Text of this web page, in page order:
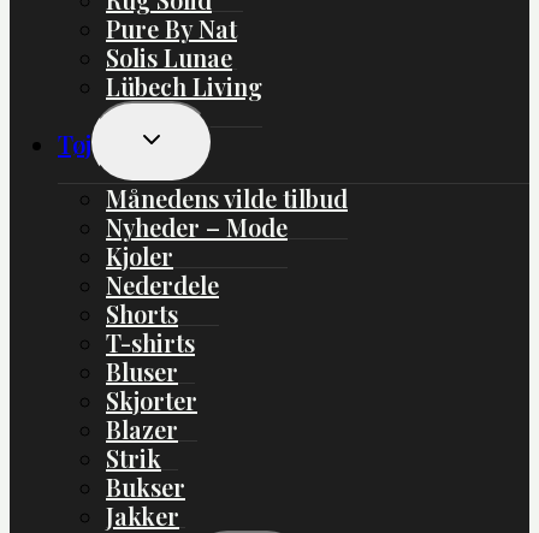
Pure By Nat
Solis Lunae
Lübech Living
Tøj
Skift
Undermenu
Månedens vilde tilbud
Nyheder – Mode
Kjoler
Nederdele
Shorts
T-shirts
Bluser
Skjorter
Blazer
Strik
Bukser
Jakker